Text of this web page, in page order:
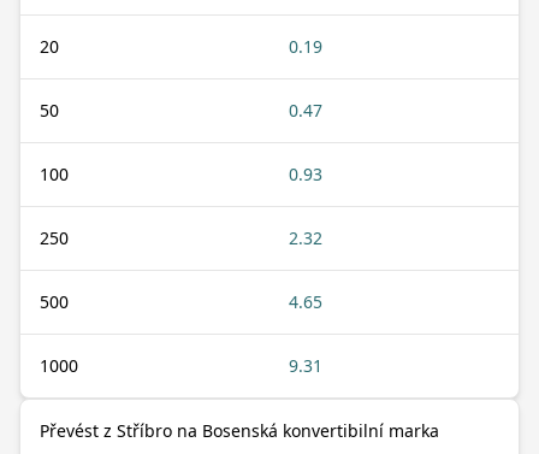
20 0.19
50 0.47
100 0.93
250 2.32
500 4.65
1000 9.31
Převést z Stříbro na Bosenská konvertibilní marka